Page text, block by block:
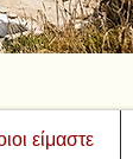
είμαστε